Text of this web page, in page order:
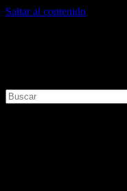
Saltar al contenido